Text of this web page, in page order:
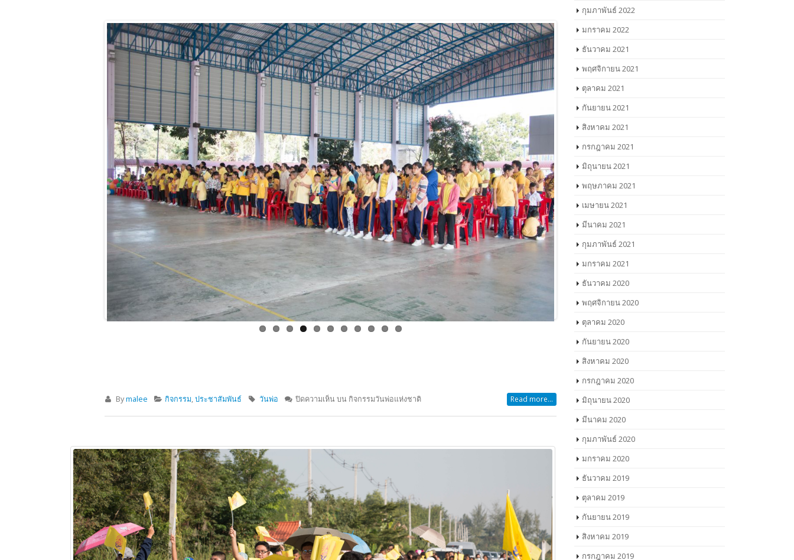
Bymalee กิจกรรม,ประชาสัมพันธ์ วันพ่อ ปิดความเห็นบน กิจกรรมวันพ่อแห่งชาติ Read more...
04
ธ.ค.
งานวันพ่อ
Byblackmarket ประชาสัมพันธ์ ภาษาอังกฤษ,วันพ่อ ,สุนทรพจน์,แข่งขัน ปิดความเห็น บน งานวันพ่อ Read more...
กุมภาพันธ์ 2022
มกราคม 2022
ธันวาคม 2021
พฤศจิกายน 2021
ตุลาคม 2021
กันยายน 2021
สิงหาคม 2021
กรกฎาคม 2021
มิถุนายน 2021
พฤษภาคม 2021
เมษายน 2021
มีนาคม 2021
กุมภาพันธ์ 2021
มกราคม 2021
ธันวาคม 2020
พฤศจิกายน 2020
ตุลาคม 2020
กันยายน 2020
สิงหาคม 2020
กรกฎาคม 2020
มิถุนายน 2020
มีนาคม 2020
กุมภาพันธ์ 2020
มกราคม 2020
ธันวาคม 2019
ตุลาคม 2019
กันยายน 2019
สิงหาคม 2019
กรกฎาคม 2019